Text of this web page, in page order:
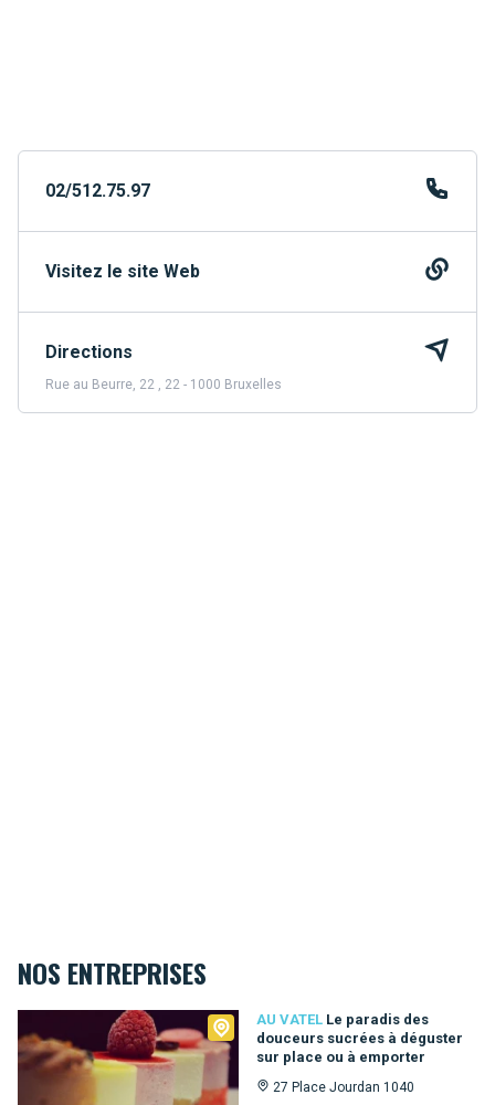
02/512.75.97
Visitez le site Web
Directions
Rue au Beurre, 22 , 22 - 1000 Bruxelles
NOS ENTREPRISES
AU VATEL Le paradis des
douceurs sucrées à déguster
sur place ou à emporter
27 Place Jourdan 1040